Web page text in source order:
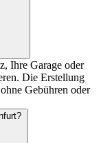
Ihre Garage oder
Die Erstellung
Gebühren oder